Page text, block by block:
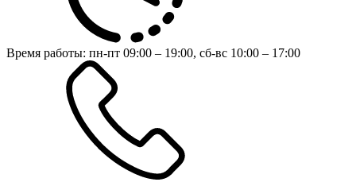
Время работы: пн-пт 09:00 – 19:00, сб-вс 10:00 – 17:00